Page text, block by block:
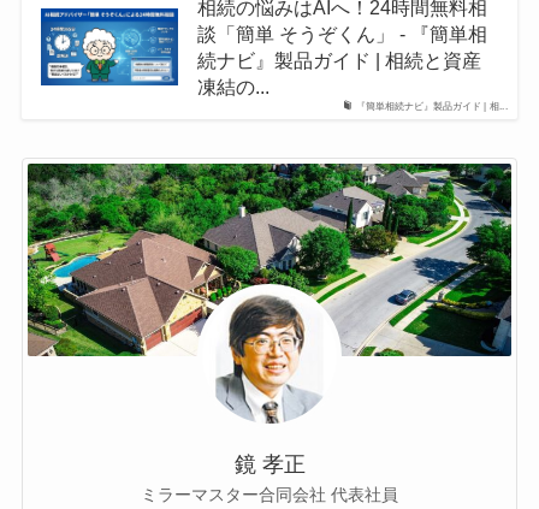
『簡単相続ナビ』製品ガイド | 相...
相続の悩みはAIへ！24時間無料相
談「簡単 そうぞくん」 - 『簡単相
続ナビ』製品ガイド | 相続と資産
凍結の...
鏡 孝正
ミラーマスター合同会社 代表社員